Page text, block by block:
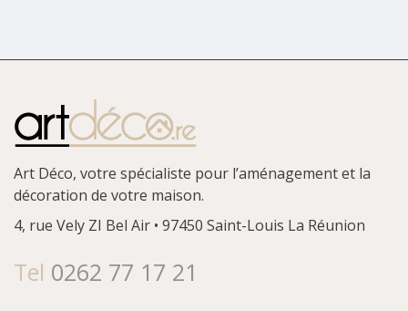
Art Déco, votre spécialiste pour l’aménagement et la
décoration de votre maison.
4, rue Vely ZI Bel Air • 97450 Saint-Louis La Réunion
Tel 0262 77 17 21